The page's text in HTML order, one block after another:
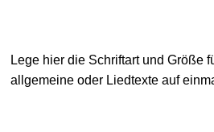
Lege hier die Schriftart und Größe
allgemeine oder Liedtexte auf